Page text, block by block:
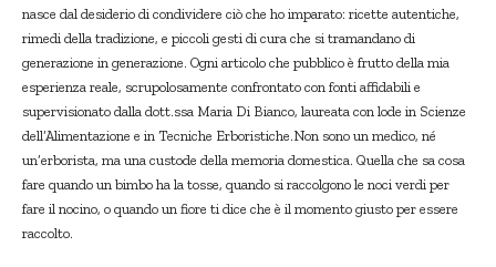
nasce dal desiderio di condividere ciò che ho imparato: ricette autentiche,
rimedi della tradizione, e piccoli gesti di cura che si tramandano di
generazione in generazione. Ogni articolo che pubblico è frutto della mia
esperienza reale, scrupolosamente confrontato con fonti affidabili e
supervisionato dalla dott.ssa Maria Di Bianco, laureata con lode in Scienze
dell’Alimentazione e in Tecniche Erboristiche.Non sono un medico, né
un’erborista, ma una custode della memoria domestica. Quella che sa cosa
fare quando un bimbo ha la tosse, quando si raccolgono le noci verdi per
fare il nocino, o quando un fiore ti dice che è il momento giusto per essere
raccolto.